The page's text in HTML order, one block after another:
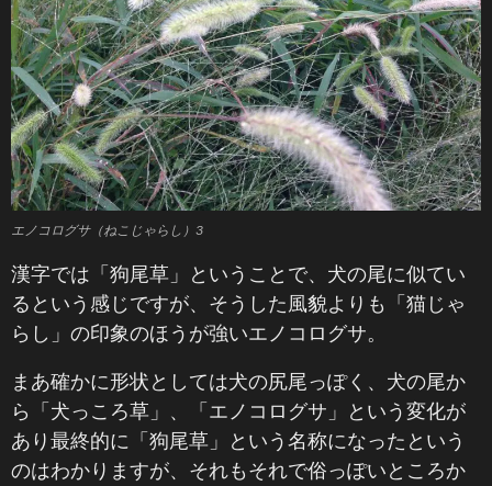
エノコログサ（ねこじゃらし）3
漢字では「狗尾草」ということで、犬の尾に似てい
るという感じですが、そうした風貌よりも「猫じゃ
らし」の印象のほうが強いエノコログサ。
まあ確かに形状としては犬の尻尾っぽく、犬の尾か
ら「犬っころ草」、「エノコログサ」という変化が
あり最終的に「狗尾草」という名称になったという
のはわかりますが、それもそれで俗っぽいところか